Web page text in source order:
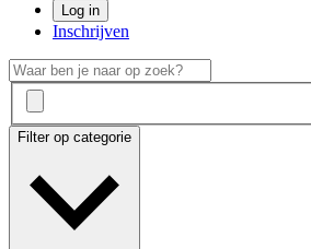
Log in
Inschrijven
Filter op categorie